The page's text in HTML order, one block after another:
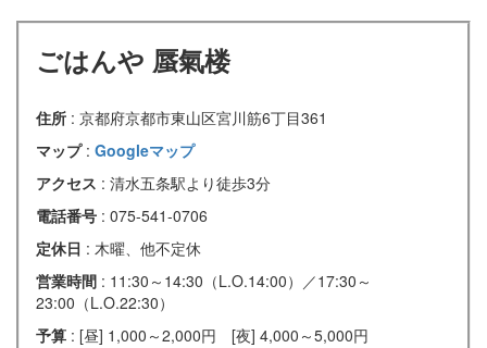
ごはんや 蜃氣楼
住所 : 京都府京都市東山区宮川筋6丁目361
マップ : Googleマップ
アクセス : 清水五条駅より徒歩3分
電話番号 : 075-541-0706
定休日 : 木曜、他不定休
営業時間 : 11:30～14:30（L.O.14:00）／17:30～
23:00（L.O.22:30）
予算 : [昼] 1,000～2,000円 [夜] 4,000～5,000円